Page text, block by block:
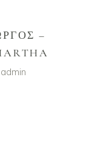
–
admin